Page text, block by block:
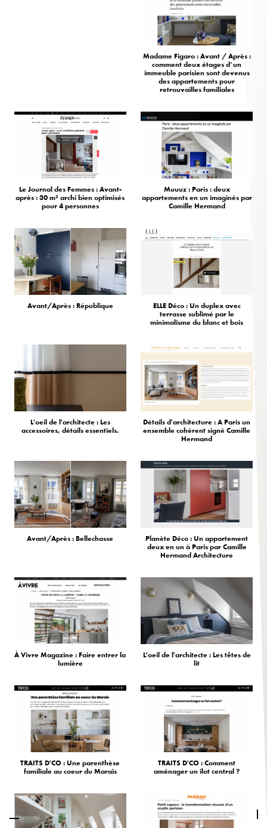
Madame Figaro : Avant / Après :
comment deux étages d’un
immeuble parisien sont devenus
des appartements pour
retrouvailles familiales
Le Journal des Femmes : Avant-
après : 30 m² archi bien optimisés
pour 4 personnes
Muuuz : Paris : deux
appartements en un imaginés par
Camille Hermand
Avant/Après : République
ELLE Déco : Un duplex avec
terrasse sublimé par le
minimalisme du blanc et bois
L'oeil de l'architecte : Les
accessoires, détails essentiels.
Détails d'architecture : A Paris un
ensemble cohérent signé Camille
Hermand
Avant/Après : Bellechasse
Planète Déco : Un appartement
deux en un à Paris par Camille
Hermand Architecture
À Vivre Magazine : Faire entrer la
lumière
L'oeil de l'architecte : Les têtes de
lit
TRAITS D'CO : Une parenthèse
familiale au coeur du Marais
TRAITS D'CO : Comment
aménager un îlot central ?